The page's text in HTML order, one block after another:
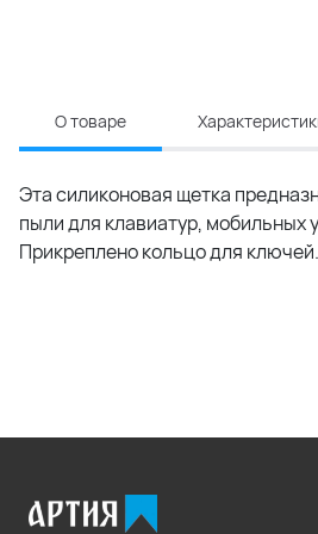
О товаре
Эта силиконовая щетка
пыли для клавиатур, мобильных
Прикреплено кольцо для ключей.